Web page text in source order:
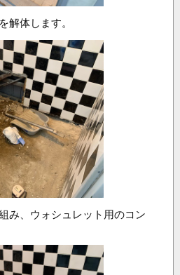
解体します。
み、ウォシュレット用のコン